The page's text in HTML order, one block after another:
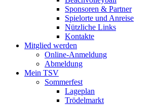
Sponsoren & Partner
Spielorte und Anreise
Nützliche Links
Kontakte
Mitglied werden
Online-Anmeldung
Abmeldung
Mein TSV
Sommerfest
Lageplan
Trödelmarkt